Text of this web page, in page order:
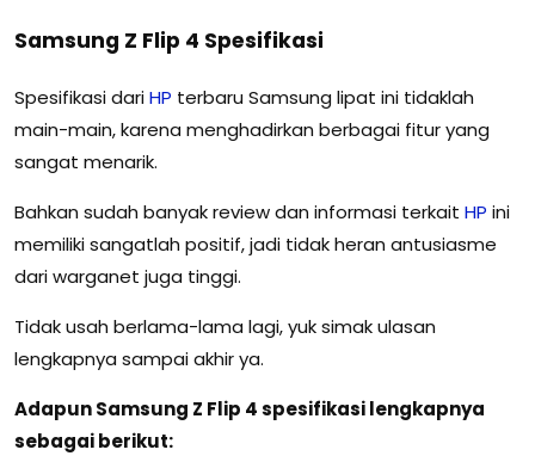
Samsung Z Flip 4 Spesifikasi
Spesifikasi dariHP terbaru Samsung lipat ini tidaklah
main-main, karena menghadirkan berbagai fitur yang
sangat menarik.
Bahkan sudah banyak review dan informasi terkait HP ini
memiliki sangatlah positif, jadi tidak heran antusiasme
dari warganet juga tinggi.
Tidak usah berlama-lama lagi, yuk simak ulasan
lengkapnya sampai akhir ya.
Adapun Samsung Z Flip 4 spesifikasi lengkapnya
sebagai berikut: